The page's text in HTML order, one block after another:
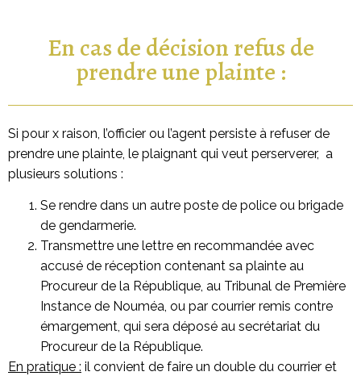
En cas de décision refus de
prendre une plainte :
Si pour x raison, l’officier ou l’agent persiste à refuser de
prendre une plainte, le plaignant qui veut perserverer, a
plusieurs solutions :
Se rendre dans un autre poste de police ou brigade
de gendarmerie.
Transmettre une lettre en recommandée avec
accusé de réception contenant sa plainte au
Procureur de la République, au Tribunal de Première
Instance de Nouméa, ou par courrier remis contre
émargement, qui sera déposé au secrétariat du
Procureur de la République.
En pratique : il convient de faire un double du courrier et